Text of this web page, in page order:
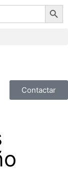
Botón de
Contactar